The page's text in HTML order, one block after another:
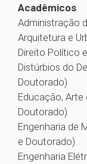
Acadêmicos
Administração
Arquitetura e
Direito Político
Distúrbios do
Doutorado)
Educação,
Doutorado)
Engenharia de
e Doutorado)
Engenharia